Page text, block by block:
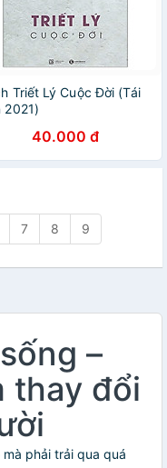
Triết Lý Cuộc Đời (Tái
2021)
40.000 đ
7 8 9
–
thay đổi
phải trải qua quá